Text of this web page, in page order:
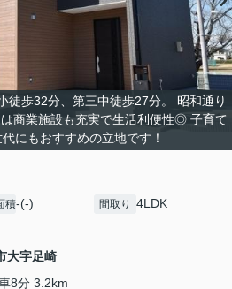
徒歩32分、第三中徒歩27分。 昭和通り
商業施設も充実で生活利便性◎ 子育て
にもおすすめの立地です！
積-(-) 間取り 4LDK
大字足崎
8分 3.2km